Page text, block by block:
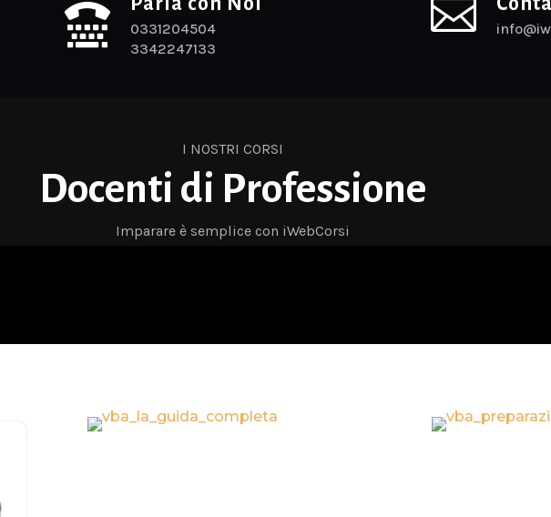

0331204504
3342247133

I NOSTRI CORSI
Docenti di Professione
Imparare è semplice con iWebCorsi